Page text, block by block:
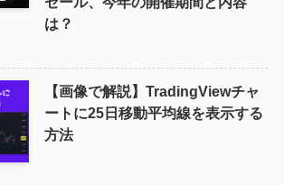
は？
【画像で解説】TradingViewチャ
ートに25日移動平均線を表示する
方法